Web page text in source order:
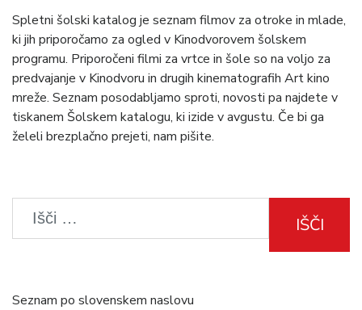
Spletni šolski katalog je seznam filmov za otroke in mlade,
ki jih priporočamo za ogled v Kinodvorovem šolskem
programu. Priporočeni filmi za vrtce in šole so na voljo za
predvajanje v Kinodvoru in drugih kinematografih Art kino
mreže. Seznam posodabljamo sproti, novosti pa najdete v
tiskanem Šolskem katalogu, ki izide v avgustu. Če bi ga
želeli brezplačno prejeti, nam pišite.
IŠČI
Seznam po slovenskem naslovu